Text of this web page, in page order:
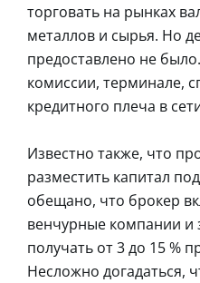
торговать на рынках
металлов и сырья. Но
предоставлено не
комиссии, терминале,
кредитного плеча в
Известно также, что
разместить капитал
обещано, что брокер
венчурные компании и
получать от 3 до 15 %
Несложно догадаться,